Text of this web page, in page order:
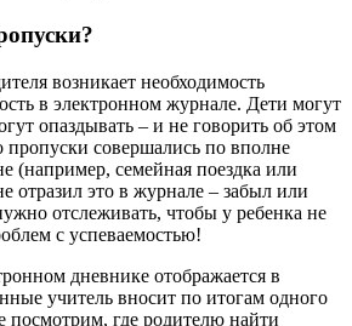
возникает необходимость
в электронном журнале. Дети могут
опаздывать – и не говорить об этом
пропуски совершались по вполне
(например, семейная поездка или
отразил это в журнале – забыл или
отслеживать, чтобы у ребенка не
с успеваемостью!
дневнике отображается в
учитель вносит по итогам одного
посмотрим, где родителю найти